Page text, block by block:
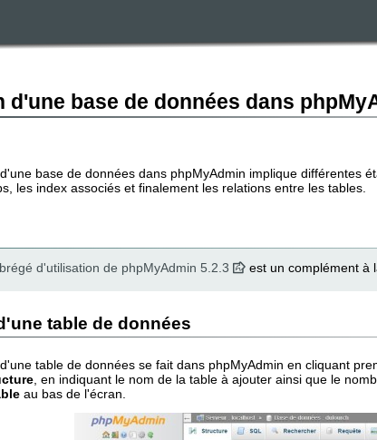
d'une base de données dans
base de données dans phpMyAdmin implique différentes
les index associés et finalement les relations entre les tables.
d'utilisation de phpMyAdmin 5.2.3 est un complément à
table de données
table de données se fait dans phpMyAdmin en cliquant
, en indiquant le nom de la table à ajouter ainsi que le
au bas de l'écran.